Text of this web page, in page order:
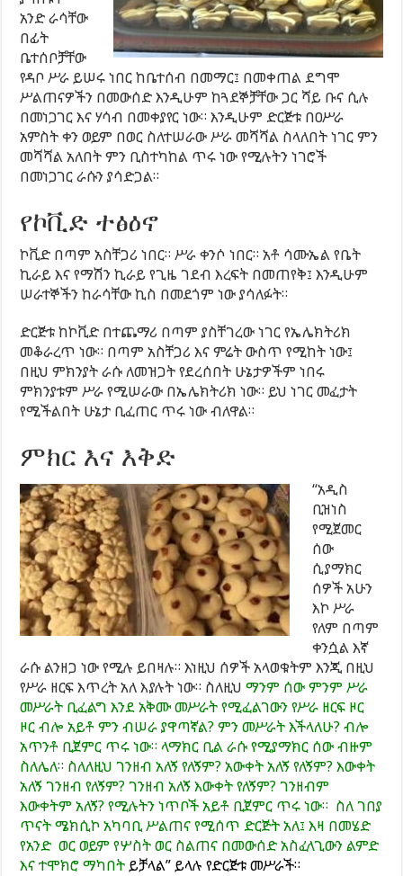
አንድ ራሳቸው
በፊት
ቤተሰቦቻቸው
የዳቦ ሥራ ይሠሩ ነበር ከቤተሰብ በመማር፤ በመቀጠል ደግሞ
ሥልጠናዎችን በመውሰድ እንዲሁም ከጓደኞቻቸው ጋር ሻይ ቡና ሲሉ
በመነጋገር እና ሃሳብ በመቀያየር ነው። እንዲሁም ድርጅቱ በዐሥራ
አምስት ቀን ወይም በወር ስለተሠራው ሥራ መሻሻል ስላለበት ነገር ምን
መሻሻል አለበት ምን ቢስተካከል ጥሩ ነው የሚሉትን ነገሮች
በመነጋገር ራሱን ያሳድጋል።
የኮቪድ ተፅዕኖ
ኮቪድ በጣም አስቸጋሪ ነበር። ሥራ ቀንሶ ነበር። አቶ ሳሙኤል የቤት
ኪራይ እና የማሽን ኪራይ የጊዜ ገደብ እረፍት በመጠየቅ፤ እንዲሁም
ሠራተኞችን ከራሳቸው ኪስ በመደጎም ነው ያሳለፉት።
ድርጅቱ ከኮቪድ በተጨማሪ በጣም ያስቸገረው ነገር የኤሌክትሪክ
መቆራረጥ ነው። በጣም አስቸጋሪ እና ምሬት ውስጥ የሚከት ነው፤
በዚህ ምክንያት ራሱ ለመዝጋት የደረሰበት ሁኔታዎችም ነበሩ
ምክንያቱም ሥራ የሚሠራው በኤሌክትሪክ ነው። ይህ ነገር መፈታት
የሚችልበት ሁኔታ ቢፈጠር ጥሩ ነው ብለዋል።
ምክር እና እቅድ
“አዲስ
ቢዝነስ
የሚጀመር
ሰው
ሲያማክር
ሰዎች አሁን
እኮ ሥራ
የለም በጣም
ቀንሷል እኛ
ራሱ ልንዘጋ ነው የሚሉ ይበዛሉ። እነዚህ ሰዎች አላወቁትም እንጂ በዚህ
የሥራ ዘርፍ እጥረት አለ እያሉት ነው። ስለዚህማንም ሰው ምንም ሥራ
መሥራት ቢፈልግ እንደ አቅሙ መሥራት የሚፈልገውን የሥራ ዘርፍ ዞር
ዞር ብሎ አይቶ ምን ብሠራ ያዋጣኛል? ምን መሥራት እችላለሁ? ብሎ
አጥንቶ ቢጀምር ጥሩ ነው። ላማክር ቢል ራሱ የሚያማክር ሰው ብዙም
ስለሌለ። ስለለዚህ ገንዘብ አለኝ የለኝም? አውቀት አለኝ የለኝም? እውቀት
አለኝ ገንዘብ የለኝም? ገንዘብ አለኝ እውቀት የለኝም? ገንዘብም
እውቀትም አለኝ? የሚሉትን ነጥቦች አይቶ ቢጀምር ጥሩ ነው። ስለ ገበያ
ጥናት ሜክሲኮ አካባቢ ሥልጠና የሚሰጥ ድርጅት አለ፤ እዛ በመሄድ
የአንድ ወር ወይም የሦስት ወር ስልጠና በመውሰድ አስፈላጊውን ልምድ
እና ተሞክሮ ማካበትይቻላል” ይላሉ የድርጅቱ መሥራች።